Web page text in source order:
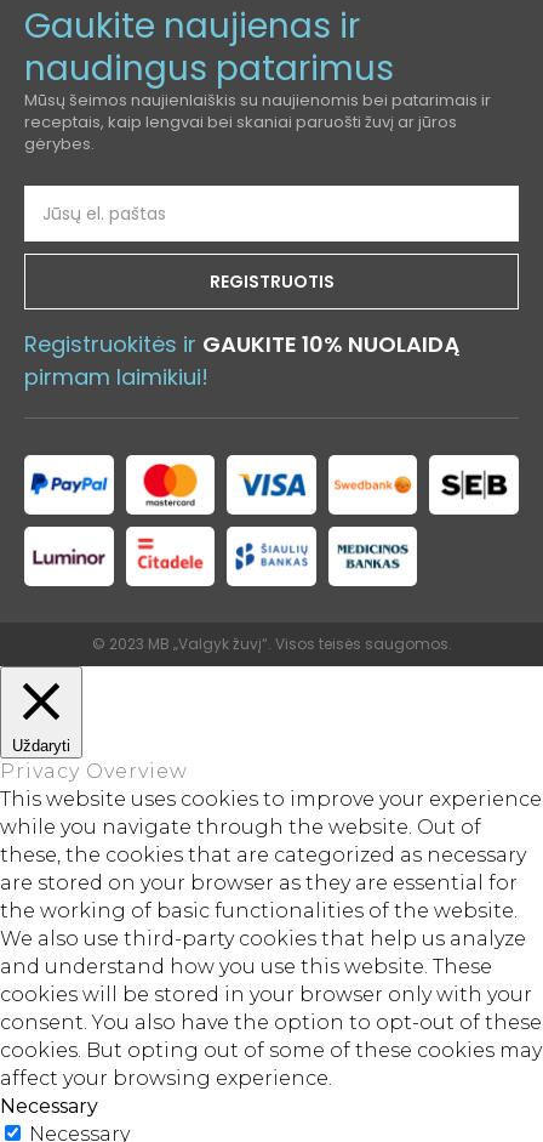
Gaukite naujienas ir
naudingus patarimus
Mūsų šeimos naujienlaiškis su naujienomis bei patarimais ir
receptais, kaip lengvai bei skaniai paruošti žuvį ar jūros
gėrybes.
REGISTRUOTIS
Registruokitės ir GAUKITE 10% NUOLAIDĄ
pirmam laimikiui!
© 2023 MB „Valgyk žuvį“. Visos teisės saugomos.
Uždaryti
Privacy Overview
This website uses cookies to improve your experience
while you navigate through the website. Out of
these, the cookies that are categorized as necessary
are stored on your browser as they are essential for
the working of basic functionalities of the website.
We also use third-party cookies that help us analyze
and understand how you use this website. These
cookies will be stored in your browser only with your
consent. You also have the option to opt-out of these
cookies. But opting out of some of these cookies may
affect your browsing experience.
Necessary
Necessary